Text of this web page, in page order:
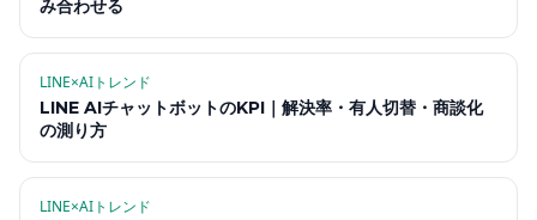
み合わせる
LINE×AIトレンド
LINE AIチャットボットのKPI｜解決率・有人切替・商談化
の測り方
LINE×AIトレンド